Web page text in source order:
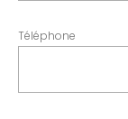
Téléphone